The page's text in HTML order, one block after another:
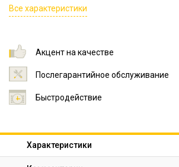
Все характеристики
Акцент на качестве
Послегарантийное обслуживание
Быстродействие
Характеристики